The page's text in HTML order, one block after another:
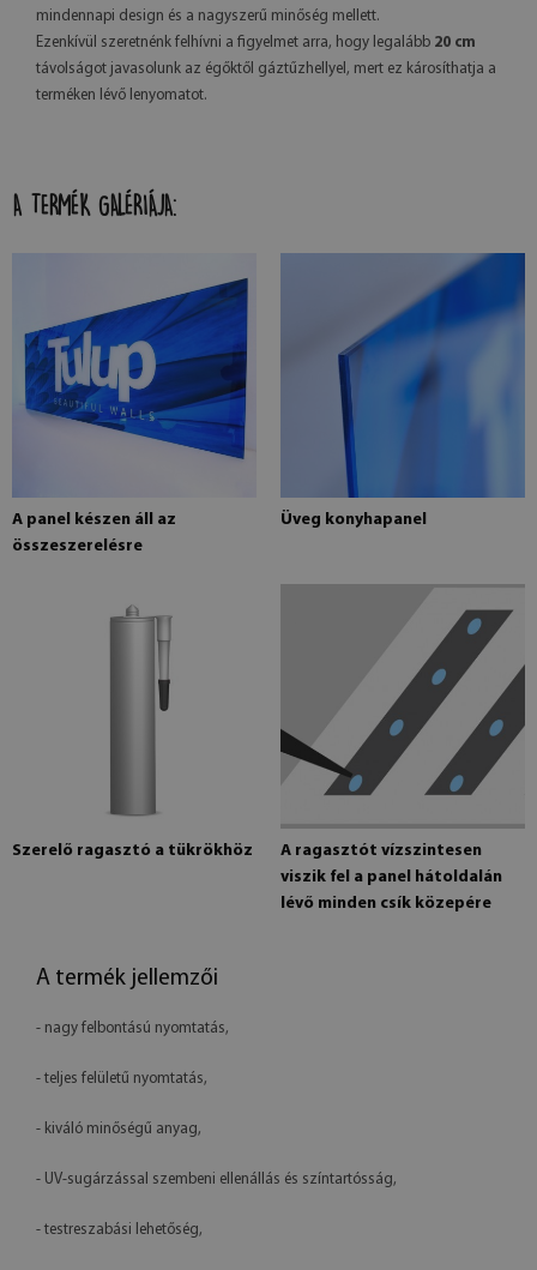
mindennapi design és a nagyszerű minőség mellett.
Ezenkívül szeretnénk felhívni a figyelmet arra, hogy legalább 20 cm
távolságot javasolunk az égőktől gáztűzhellyel, mert ez károsíthatja a
terméken lévő lenyomatot.
A TERMÉK GALÉRIÁJA:
A panel készen áll az
összeszerelésre
Üveg konyhapanel
Szerelő ragasztó a tükrökhöz
A ragasztót vízszintesen
viszik fel a panel hátoldalán
lévő minden csík közepére
A termék jellemzői
- nagy felbontású nyomtatás,
- teljes felületű nyomtatás,
- kiváló minőségű anyag,
- UV-sugárzással szembeni ellenállás és színtartósság,
- testreszabási lehetőség,